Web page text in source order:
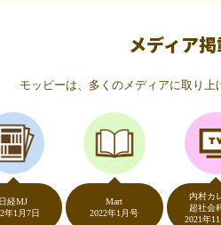
いつものネットショッ
（20代・女性）
友達に勧められてモッピーをはじめま
い物をすることが多いのですが、モッ
のポイントとモッピーのポイントが二
リ…！いつものネットショッピングを
ントが貯まるなんて…もっと早く教え
ントはギフト券に交換して、プチ贅沢
メディア
モッピーは、多くのメディアに取り上
7日
2022年1月号
内村カレンの
超社会科見学
2021年11月15